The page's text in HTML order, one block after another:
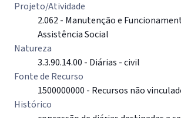
Projeto/Atividade
2.062 - Manutenção e
Assistência Social
Natureza
3.3.90.14.00 - Diárias - civil
Fonte de Recurso
1500000000 - Recursos não
Histórico